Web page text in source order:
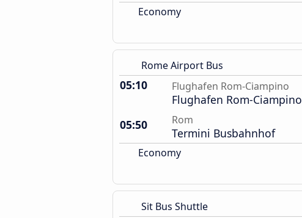
Economy
Rome Airport Bus
05:10 Flughafen Rom-Ciampino
Flughafen Rom-Ciampino
05:50
Rom
Termini Busbahnhof
Economy
Sit Bus Shuttle